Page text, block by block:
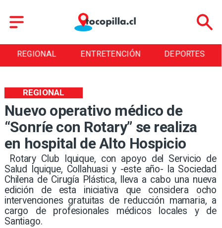
ENTRETENCIÓN DEPORTES CULTURA
Nuevo operativo médico de
“Sonríe con Rotary” se realiza
en hospital de Alto Hospicio
​ Rotary Club Iquique, con apoyo del Servicio de
Salud Iquique, Collahuasi y -este año- la Sociedad
Chilena de Cirugía Plástica, lleva a cabo una nueva
edición de esta iniciativa que considera ocho
intervenciones gratuitas de reducción mamaria, a
cargo de profesionales médicos locales y de
Santiago. ​
REGIONAL